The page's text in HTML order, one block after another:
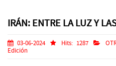
IRÁN: ENTRE LA LUZ Y
03-06-2024 Hits: 1287
Edición